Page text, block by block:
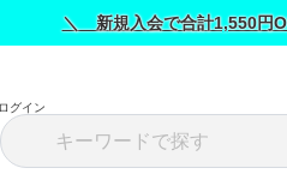
＼ 新規入会で合計1,550円
グイン